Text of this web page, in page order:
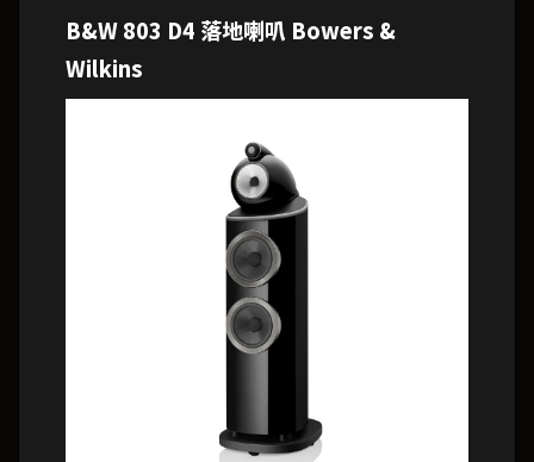
B&W 803 D4 落地喇叭 Bowers &
Wilkins